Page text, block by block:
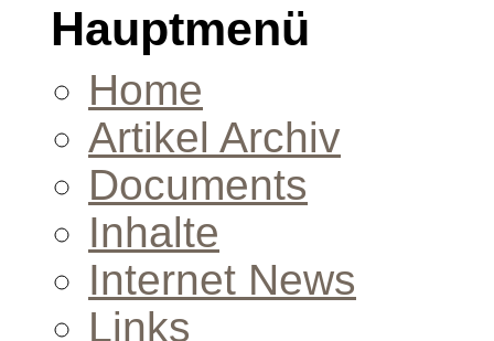
Hauptmenü
Home
Artikel Archiv
Documents
Inhalte
Internet News
Links